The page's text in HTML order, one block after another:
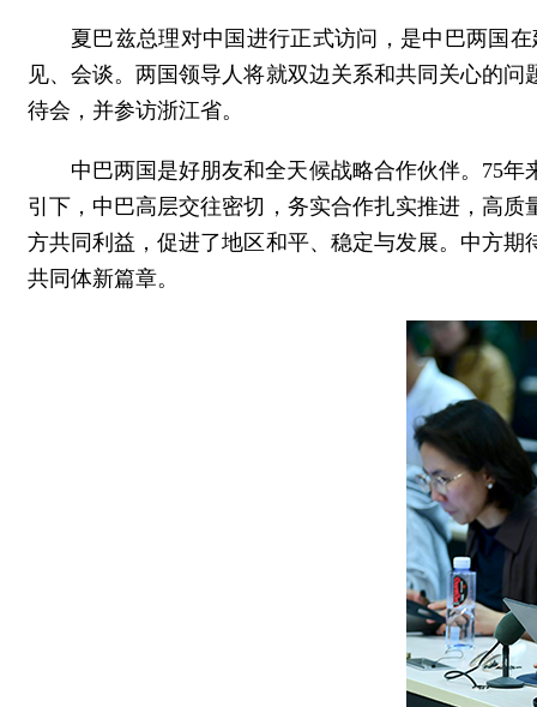
夏巴兹总理对中国进行正式访问，是中巴两国
见、会谈。两国领导人将就双边关系和共同关心的
待会，并参访浙江省。
中巴两国是好朋友和全天候战略合作伙伴。75
引下，中巴高层交往密切，务实合作扎实推进，高
方共同利益，促进了地区和平、稳定与发展。中方
共同体新篇章。